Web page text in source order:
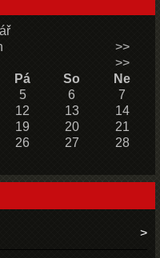
>>
>>
Pá So
Ne
5 6
7
12 13
14
19 20
21
26 27
28